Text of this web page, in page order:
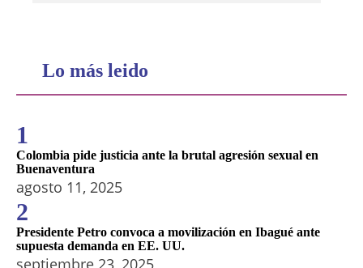
Lo más leido
1
Colombia pide justicia ante la brutal agresión sexual en
Buenaventura
agosto 11, 2025
2
Presidente Petro convoca a movilización en Ibagué ante
supuesta demanda en EE. UU.
septiembre 23, 2025